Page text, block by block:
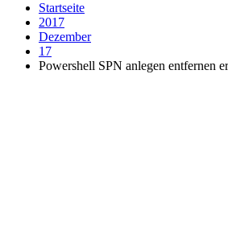
Startseite
2017
Dezember
17
Powershell SPN anlegen entfernen